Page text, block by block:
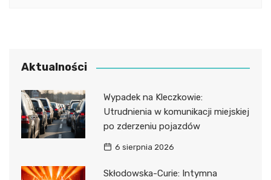
Aktualności
Wypadek na Kleczkowie:
Utrudnienia w komunikacji miejskiej
po zderzeniu pojazdów
6 sierpnia 2026
Skłodowska-Curie: Intymna